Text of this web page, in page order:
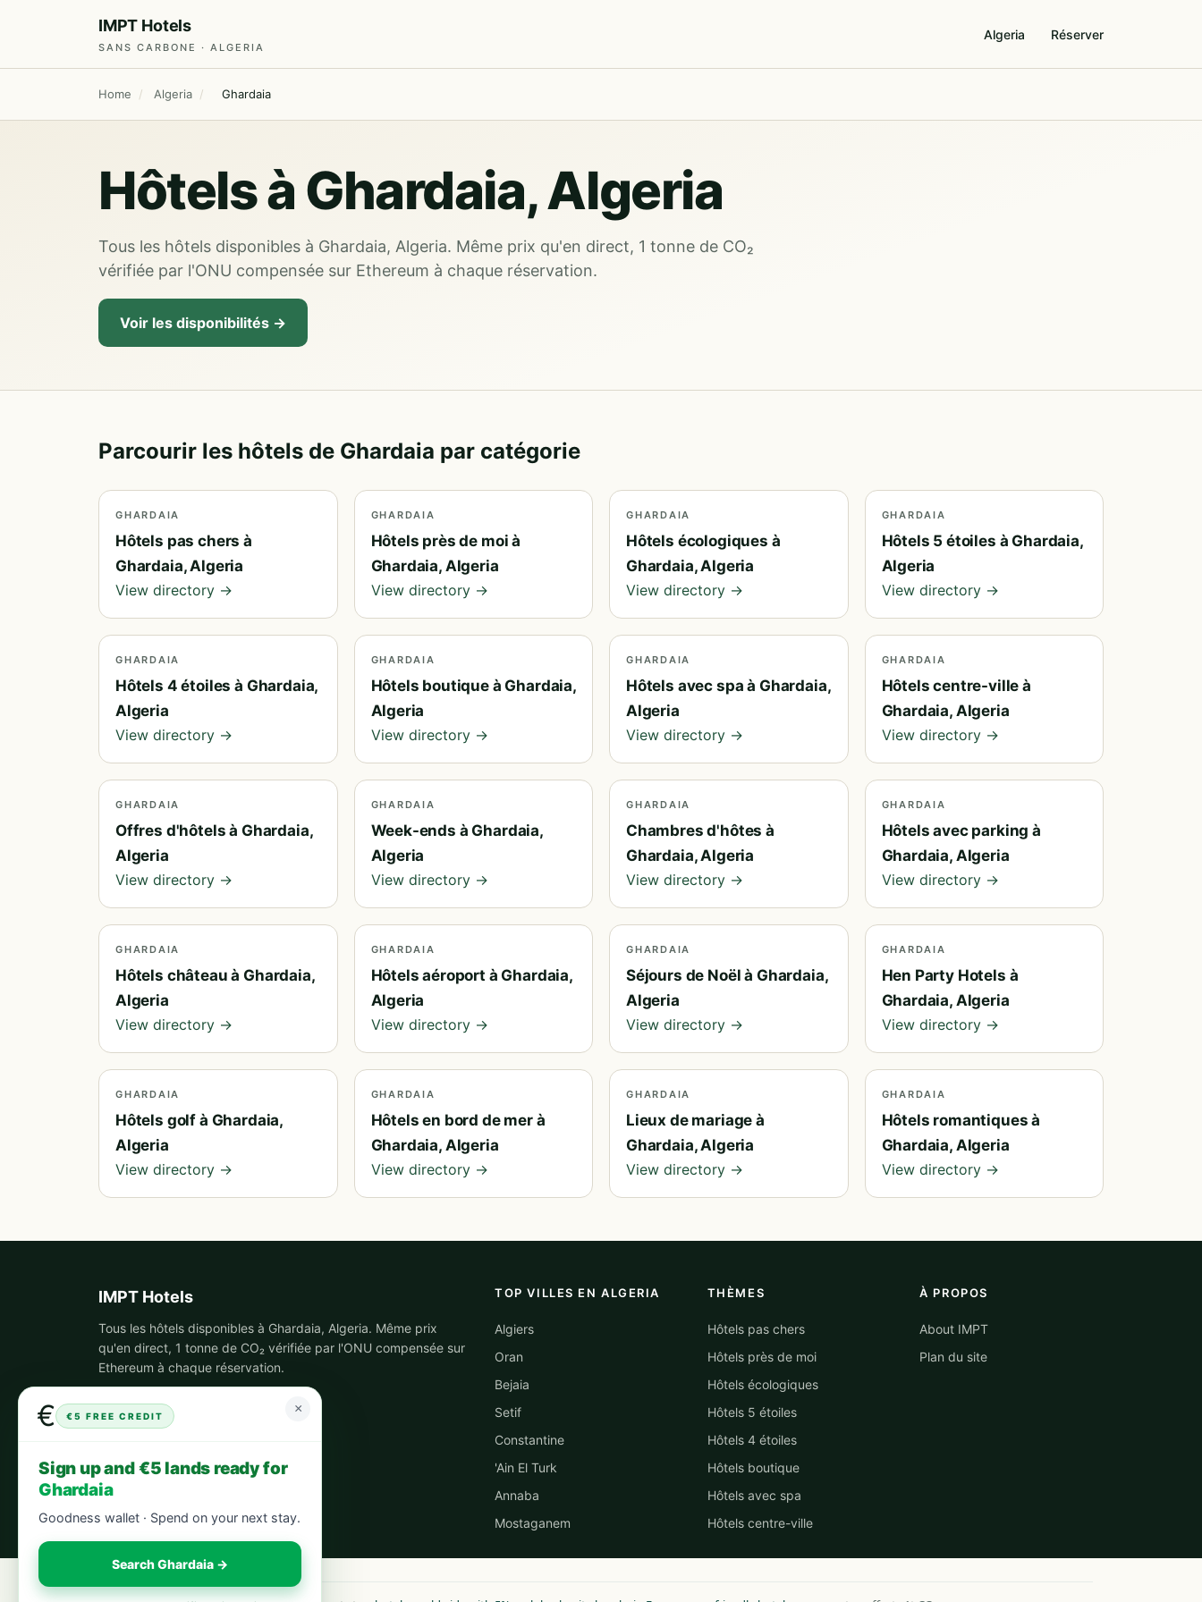
IMPT Hotels
SANS CARBONE · ALGERIA
Algeria Réserver
Home / Algeria / Ghardaia
Hôtels à Ghardaia, Algeria
Tous les hôtels disponibles à Ghardaia, Algeria. Même prix qu'en direct, 1 tonne de CO₂
vérifiée par l'ONU compensée sur Ethereum à chaque réservation.
Voir les disponibilités →
Parcourir les hôtels de Ghardaia par catégorie
GHARDAIA
Hôtels pas chers à
Ghardaia, Algeria
View directory →
GHARDAIA
Hôtels près de moi à
Ghardaia, Algeria
View directory →
GHARDAIA
Hôtels écologiques à
Ghardaia, Algeria
View directory →
GHARDAIA
Hôtels 5 étoiles à Ghardaia,
Algeria
View directory →
GHARDAIA
Hôtels 4 étoiles à Ghardaia,
Algeria
View directory →
GHARDAIA
Hôtels boutique à Ghardaia,
Algeria
View directory →
GHARDAIA
Hôtels avec spa à Ghardaia,
Algeria
View directory →
GHARDAIA
Hôtels centre-ville à
Ghardaia, Algeria
View directory →
GHARDAIA
Offres d'hôtels à Ghardaia,
Algeria
View directory →
GHARDAIA
Week-ends à Ghardaia,
Algeria
View directory →
GHARDAIA
Chambres d'hôtes à
Ghardaia, Algeria
View directory →
GHARDAIA
Hôtels avec parking à
Ghardaia, Algeria
View directory →
GHARDAIA
Hôtels château à Ghardaia,
Algeria
View directory →
GHARDAIA
Hôtels aéroport à Ghardaia,
Algeria
View directory →
GHARDAIA
Séjours de Noël à Ghardaia,
Algeria
View directory →
GHARDAIA
Hen Party Hotels à
Ghardaia, Algeria
View directory →
GHARDAIA
Hôtels golf à Ghardaia,
Algeria
View directory →
GHARDAIA
Hôtels en bord de mer à
Ghardaia, Algeria
View directory →
GHARDAIA
Lieux de mariage à
Ghardaia, Algeria
View directory →
GHARDAIA
Hôtels romantiques à
Ghardaia, Algeria
View directory →
IMPT Hotels
Tous les hôtels disponibles à Ghardaia, Algeria. Même prix
qu'en direct, 1 tonne de CO₂ vérifiée par l'ONU compensée sur
Ethereum à chaque réservation.
TOP VILLES EN ALGERIA
Algiers
Oran
Bejaia
Setif
Constantine
'Ain El Turk
Annaba
Mostaganem
THÈMES
Hôtels pas chers
Hôtels près de moi
Hôtels écologiques
Hôtels 5 étoiles
Hôtels 4 étoiles
Hôtels boutique
Hôtels avec spa
Hôtels centre-ville
À PROPOS
About IMPT
Plan du site
€ €5 FREE CREDIT ×
Sign up and €5 lands ready for
Ghardaia
Goodness wallet · Spend on your next stay.
Search Ghardaia →